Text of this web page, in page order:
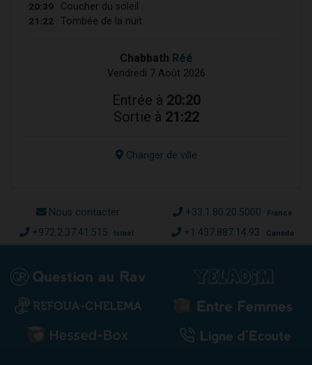
20:39 Coucher du soleil
21:22 Tombée de la nuit
Chabbath Réé
Vendredi 7 Août 2026
Entrée à 20:20
Sortie à 21:22
Changer de ville
Nous contacter +33.1.80.20.5000 France
+972.2.37.41.515 Israël +1.437.887.14.93 Canada